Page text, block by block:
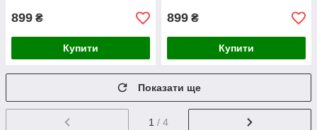
899 ₴
Купити
899 ₴
Купити
Показати ще
1 / 4